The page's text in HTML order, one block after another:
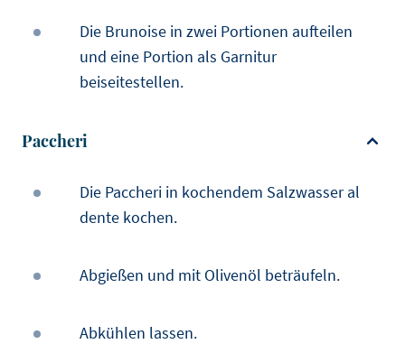
Die Brunoise in zwei Portionen aufteilen
und eine Portion als Garnitur
beiseitestellen.
Paccheri
Die Paccheri in kochendem Salzwasser al
dente kochen.
Abgießen und mit Olivenöl beträufeln.
Abkühlen lassen.